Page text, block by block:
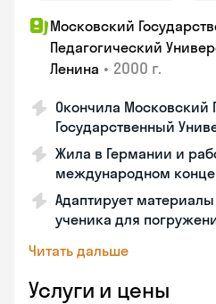
Московский
Педагогический
Ленина • 2000 г.
Окончила Московский
Государственный
Жила в Германии и
международном
Адаптирует
ученика для
Читать дальше
Услуги и цены